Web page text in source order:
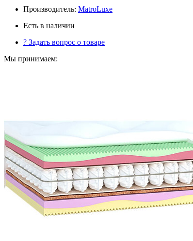
Производитель: MatroLuxe
Есть в наличии
? Задать вопрос о товаре
Мы принимаем: